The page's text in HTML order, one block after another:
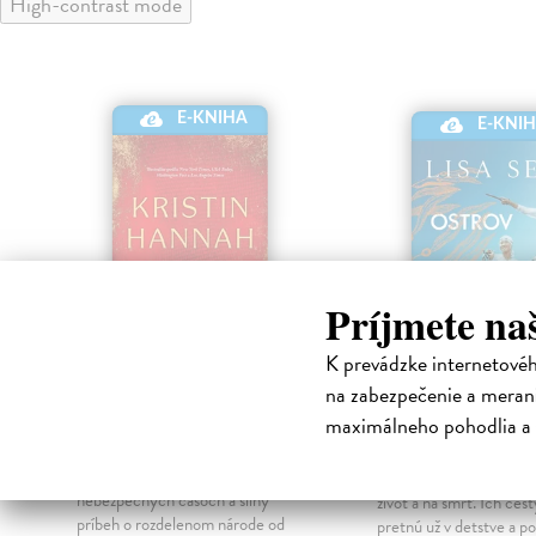
Príjmete
K prevádzke
na zabezpečenie a
maximálneho pohodlia
E-KNIHA
nebezpečných časoch a silný
príbeh o rozdelenom národe od
E-
Ostrov
žien
život a na smrť. Ich
pretnú už v detstve a